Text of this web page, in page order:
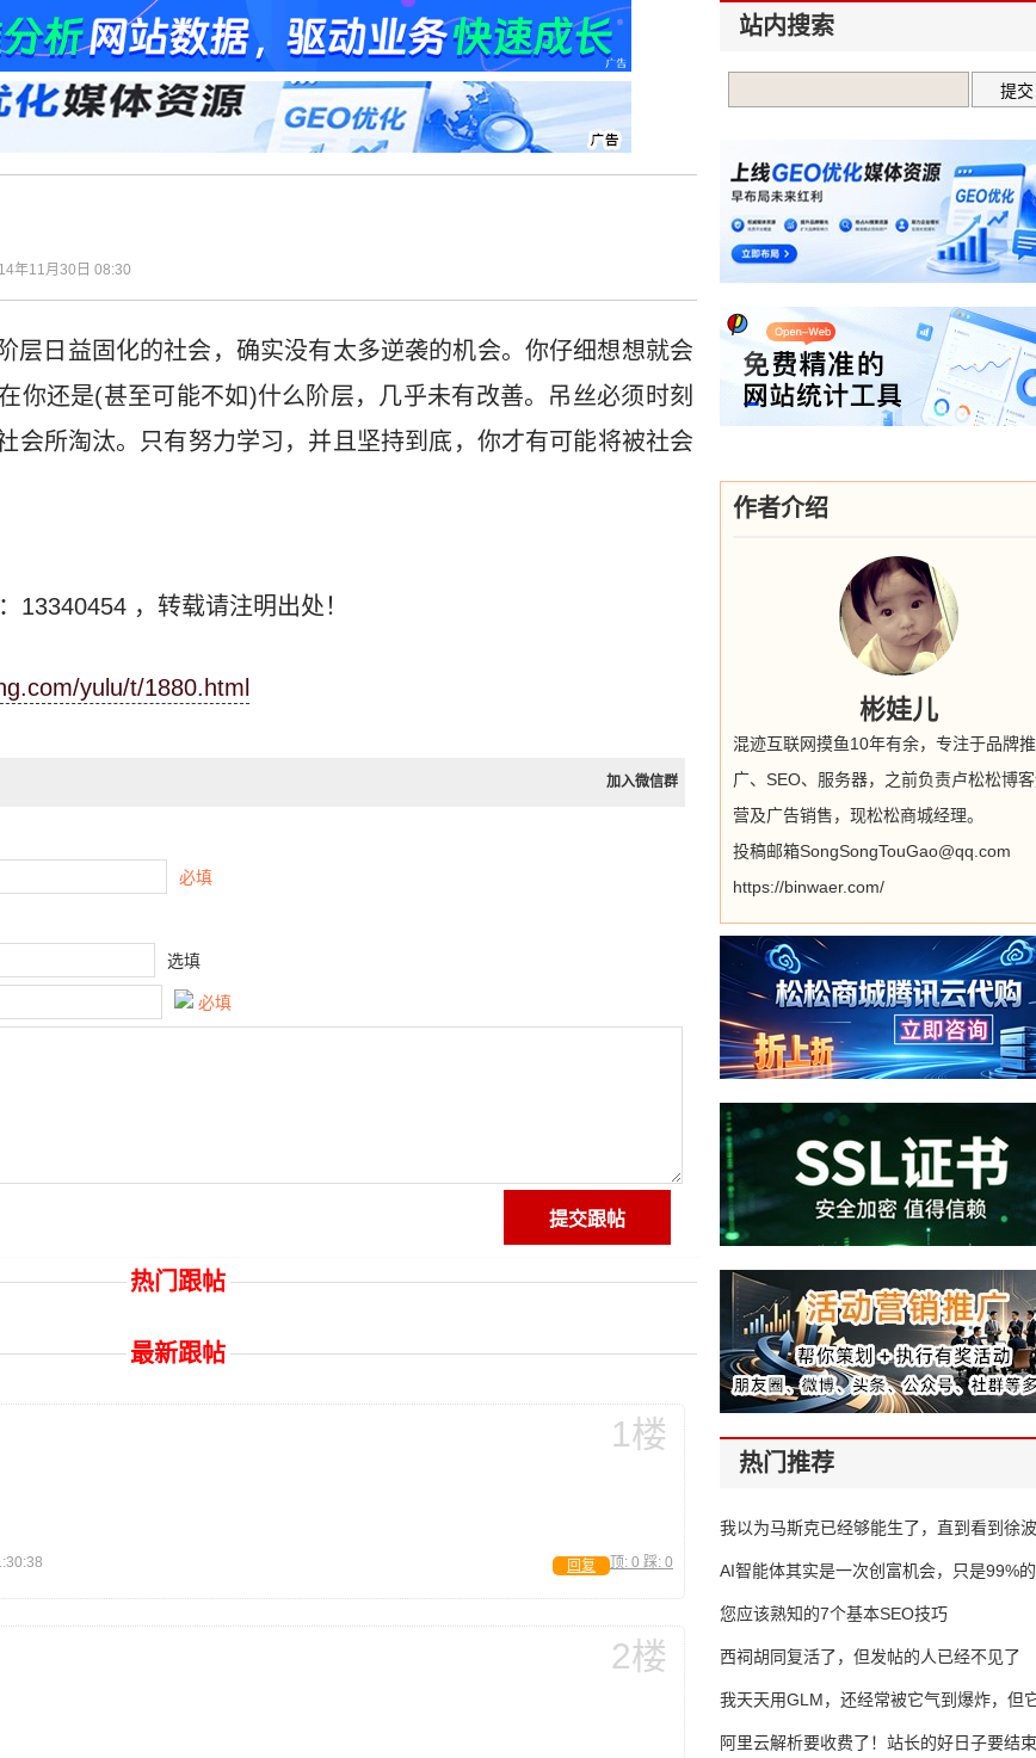
年11月30日 08:30
层日益固化的社会，确实没有太多逆袭的机会。你仔细想想就会
你还是(甚至可能不如)什么阶层，几乎未有改善。吊丝必须时刻
会所淘汰。只有努力学习，并且坚持到底，你才有可能将被社会
13340454 ，转载请注明出处！
yulu/t/1880.html
加入微信群
必填
选填
必填
热门跟帖
最新跟帖
1楼
顶: 0 踩: 0
回复
2楼
站内搜索
作者介绍
彬娃儿
混迹互联网摸鱼10年有余，专注于品牌推
广、SEO、服务器，之前负责卢松松博
营及广告销售，现松松商城经理。
投稿邮箱SongSongTouGao@qq.com
https://binwaer.com/
热门推荐
我以为马斯克已经够能生了，直到看到
AI智能体其实是一次创富机会，只是99%
错过了
您应该熟知的7个基本SEO技巧
西祠胡同复活了，但发帖的人已经不见了
我天天用GLM，还经常被它气到爆炸，但
16万亿
阿里云解析要收费了！站长的好日子要结